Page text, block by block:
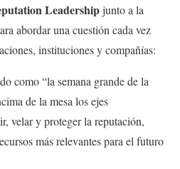
Leadershipjunto a la
abordar una cuestión cada vez
instituciones y compañías:
como “la semana grande de la
de la mesa los ejes
velar y proteger la reputación,
más relevantes para el futuro